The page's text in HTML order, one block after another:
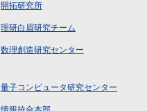
開拓研究所
理研白眉研究チーム
数理創造研究センター
量子コンピュータ研究センター